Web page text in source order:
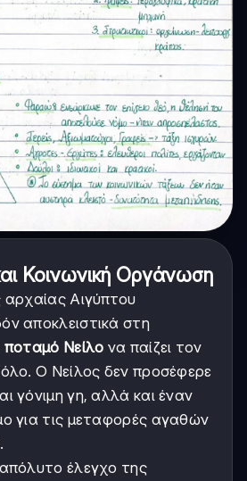
Κοινωνική Οργάνωση
αρχαίας Αιγύπτου
αποκλειστικά στη
ποταμό Νείλο να παίζει τον
Ο Νείλος δεν προσέφερε
γόνιμη γη, αλλά και έναν
για τις μεταφορές αγαθών
έλεγχο της